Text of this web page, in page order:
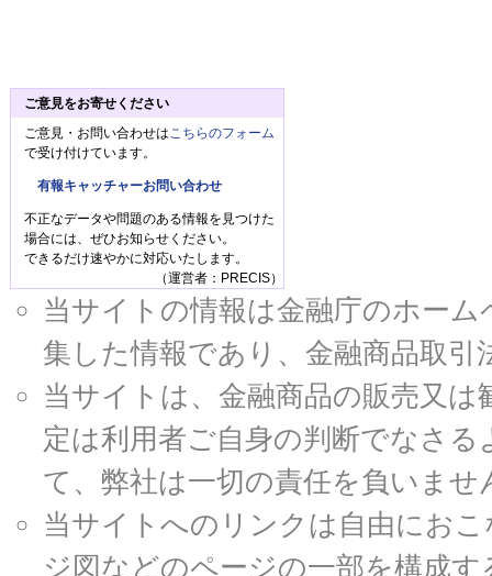
ご意見をお寄せください
ご意見・お問い合わせは こちらのフォーム
で受け付けています。
有報キャッチャーお問い合わせ
不正なデータや問題のある情報を見つけた
場合には、ぜひお知らせください。
できるだけ速やかに対応いたします。
（運営者：PRECIS）
当サイトの情報は金融庁のホー
集した情報であり、金融商品取
当サイトは、金融商品の販売又
定は利用者ご自身の判断でなさ
て、弊社は一切の責任を負いませ
当サイトへのリンクは自由にお
ジ図などのページの一部を構成